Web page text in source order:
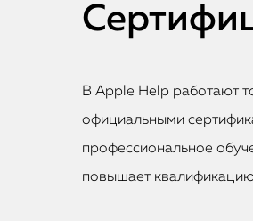
В Apple Help работают
официальными
профессиональное
повышает квалификацию